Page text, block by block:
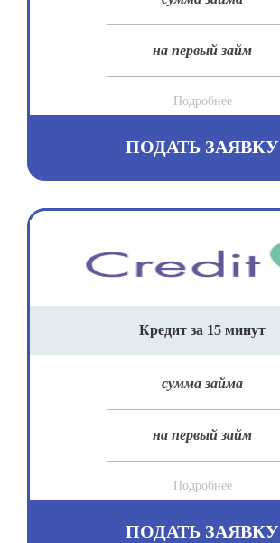
на первый займ
Подробнее
ПОДАТЬ ЗАЯВКУ
Кредит за 15 минут
сумма займа
на первый займ
Подробнее
ПОДАТЬ ЗАЯВКУ